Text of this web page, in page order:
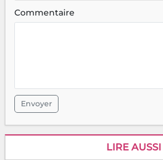
Commentaire
Envoyer
LIRE AUSSI